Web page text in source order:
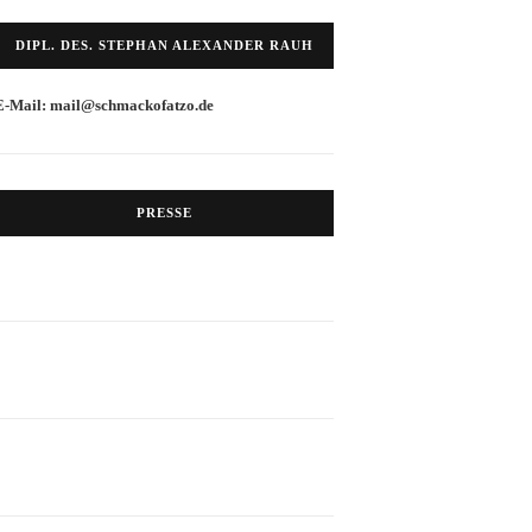
DIPL. DES. STEPHAN ALEXANDER RAUH
Mail: mail@schmackofatzo.de
PRESSE